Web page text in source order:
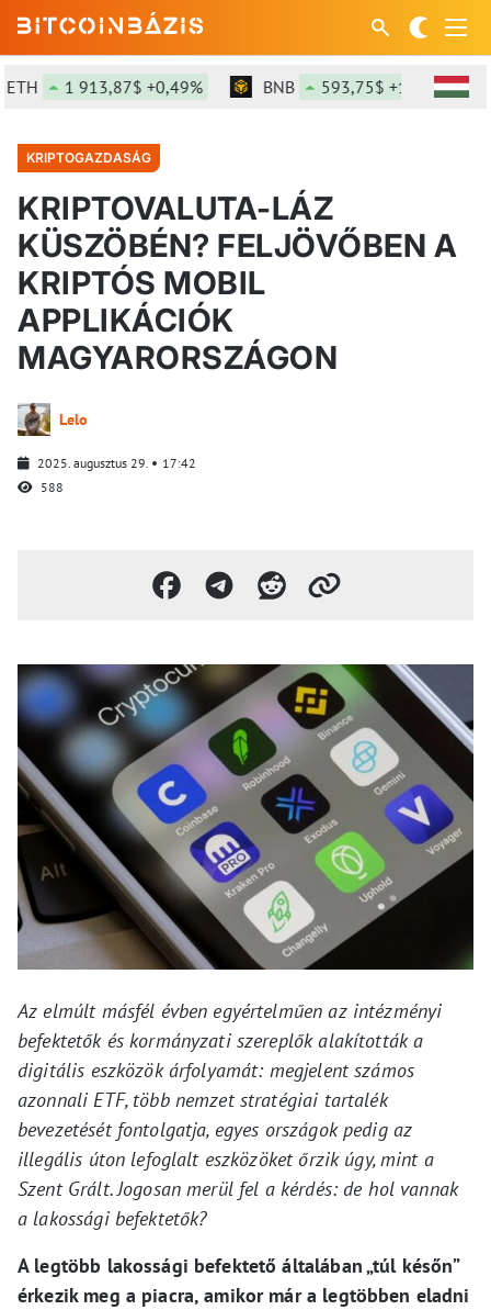
1 913,87$ +0,49% BNB 593,75$ +1,24%
KRIPTOGAZDASÁG
KRIPTOVALUTA-LÁZ
KÜSZÖBÉN? FELJÖVŐBEN A
KRIPTÓS MOBIL
APPLIKÁCIÓK
MAGYARORSZÁGON
Lelo
2025. augusztus 29.
17:42
588
Az elmúlt másfél évben egyértelműen az intézményi
befektetők és kormányzati szereplők alakították a
digitális eszközök árfolyamát: megjelent számos
azonnali ETF, több nemzet stratégiai tartalék
bevezetését fontolgatja, egyes országok pedig az
illegális úton lefoglalt eszközöket őrzik úgy, mint a
Szent Grált. Jogosan merül fel a kérdés: de hol vannak
a lakossági befektetők?
A legtöbb lakossági befektető általában „túl későn”
érkezik meg a piacra, amikor már a legtöbben eladni